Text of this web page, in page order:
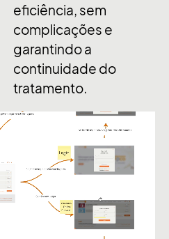
eficiência, sem
complicações e
garantindo a
continuidade do
tratamento.